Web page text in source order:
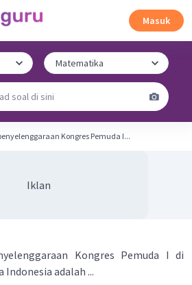
Masuk
Kongres Pemuda I...
Iklan
Kongres Pemuda I di
Indonesia adalah ...